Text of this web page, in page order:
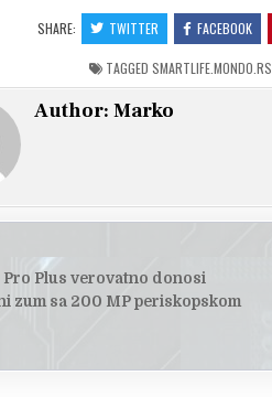
SHARE: TWITTER FACEBOOK
TAGGEDSMARTLIFE.MONDO.RS
Author: Marko
Pro Plus verovatno donosi
zum sa 200 MP periskopskom